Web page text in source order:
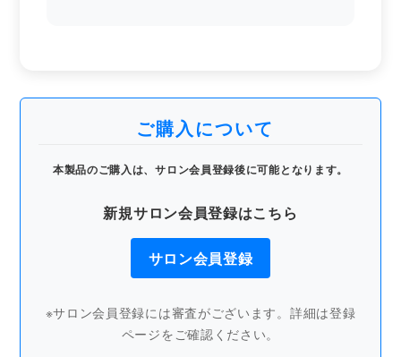
ご購入について
本製品のご購入は、サロン会員登録後に可能となります。
新規サロン会員登録はこちら
サロン会員登録
※サロン会員登録には審査がございます。詳細は登録
ページをご確認ください。